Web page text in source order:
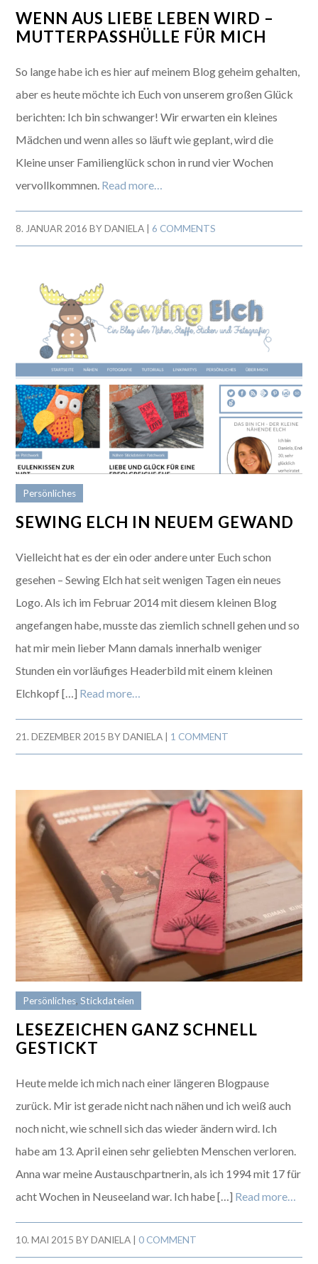
WENN AUS LIEBE LEBEN WIRD –
MUTTERPASSHÜLLE FÜR MICH
So lange habe ich es hier auf meinem Blog geheim gehalten,
aber es heute möchte ich Euch von unserem großen Glück
berichten: Ich bin schwanger! Wir erwarten ein kleines
Mädchen und wenn alles so läuft wie geplant, wird die
Kleine unser Familienglück schon in rund vier Wochen
vervollkommnen. Read more…
8. JANUAR 2016 BYDANIELA 6 COMMENTS
Persönliches
SEWING ELCH IN NEUEM GEWAND
Vielleicht hat es der ein oder andere unter Euch schon
gesehen – Sewing Elch hat seit wenigen Tagen ein neues
Logo. Als ich im Februar 2014 mit diesem kleinen Blog
angefangen habe, musste das ziemlich schnell gehen und so
hat mir mein lieber Mann damals innerhalb weniger
Stunden ein vorläufiges Headerbild mit einem kleinen
Elchkopf […] Read more…
21. DEZEMBER 2015 BYDANIELA | 1 COMMENT
Persönliches,Stickdateien
LESEZEICHEN GANZ SCHNELL
GESTICKT
Heute melde ich mich nach einer längeren Blogpause
zurück. Mir ist gerade nicht nach nähen und ich weiß auch
noch nicht, wie schnell sich das wieder ändern wird. Ich
habe am 13. April einen sehr geliebten Menschen verloren.
Anna war meine Austauschpartnerin, als ich 1994 mit 17 für
acht Wochen in Neuseeland war. Ich habe […] Read more…
10. MAI 2015 BYDANIELA |0 COMMENT